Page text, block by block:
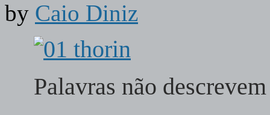
by Caio Diniz
Palavras não